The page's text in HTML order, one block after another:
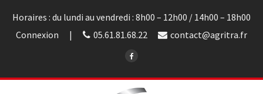
Horaires : du lundi au vendredi : 8h00 – 12h00 / 14h00 – 18h00
Connexion
05.61.81.68.22 contact@agritra.fr